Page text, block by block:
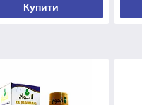
Купити